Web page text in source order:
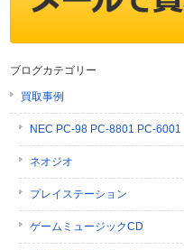
ブログカテゴリー
買取事例
NEC PC-98 PC-8801 PC-6001
ネオジオ
プレイステーション
ゲームミュージックCD